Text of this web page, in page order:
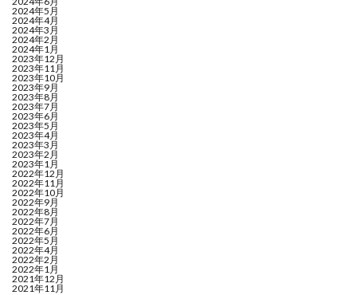
2024年5月
2024年4月
2024年3月
2024年2月
2024年1月
2023年12月
2023年11月
2023年10月
2023年9月
2023年8月
2023年7月
2023年6月
2023年5月
2023年4月
2023年3月
2023年2月
2023年1月
2022年12月
2022年11月
2022年10月
2022年9月
2022年8月
2022年7月
2022年6月
2022年5月
2022年4月
2022年2月
2022年1月
2021年12月
2021年11月